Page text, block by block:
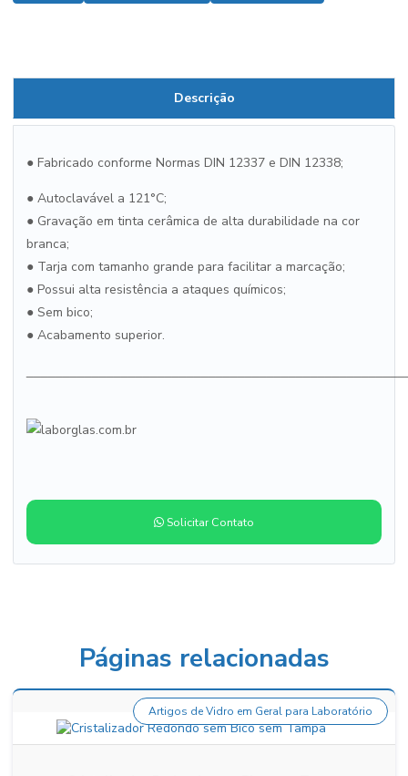
Descrição
● Fabricado conforme Normas DIN 12337 e DIN 12338;
● Autoclavável a 121°C;
● Gravação em tinta cerâmica de alta durabilidade na cor
branca;
● Tarja com tamanho grande para facilitar a marcação;
● Possui alta resistência a ataques químicos;
● Sem bico;
● Acabamento superior.
Solicitar Contato
Páginas relacionadas
Artigos de Vidro em Geral para Laboratório